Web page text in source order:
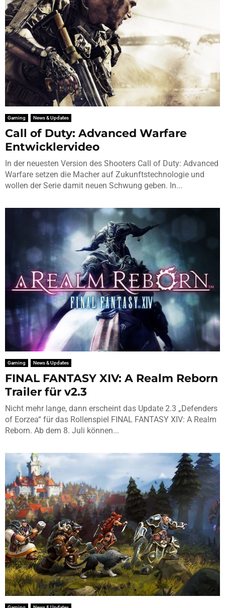
Gaming News & Updates
Call of Duty: Advanced Warfare
Entwicklervideo
In der neuesten Version des Shooters Call of Duty: Advanced
Warfare setzen die Macher auf Zukunftstechnologie und
wollen der Serie damit neuen Schwung geben. In...
Gaming News & Updates
FINAL FANTASY XIV: A Realm Reborn
Trailer für v2.3
Nicht mehr lange, dann erscheint das Update 2.3 „Defenders
of Eorzea“ für das Rollenspiel FINAL FANTASY XIV: A Realm
Reborn. Ab dem 8. Juli können...